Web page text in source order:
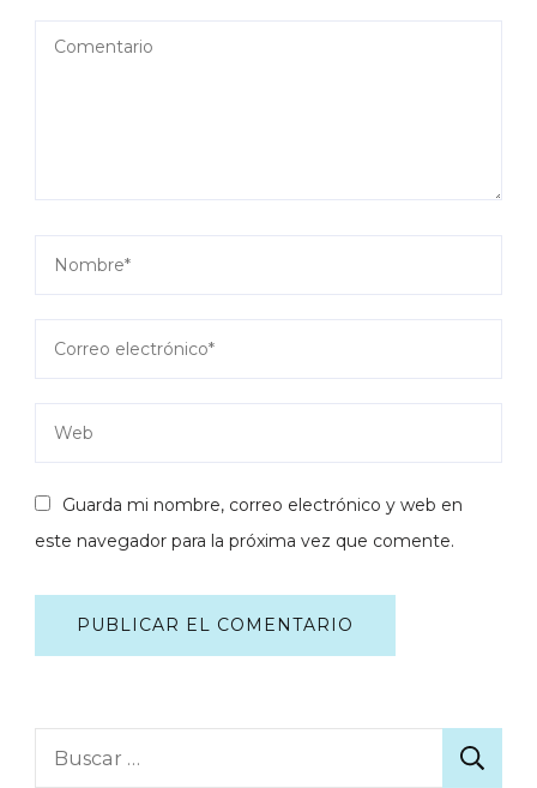
Guarda mi nombre, correo electrónico y web en
este navegador para la próxima vez que comente.
Buscar: